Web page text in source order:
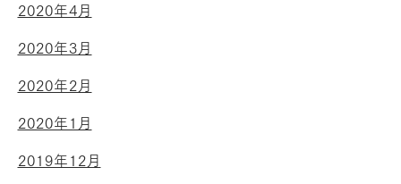
2020年4月
2020年3月
2020年2月
2020年1月
2019年12月